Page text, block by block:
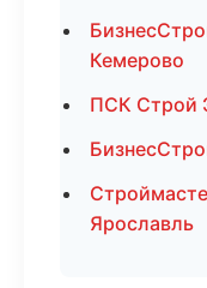
Кемерово
ПСК Строй
Ярославль